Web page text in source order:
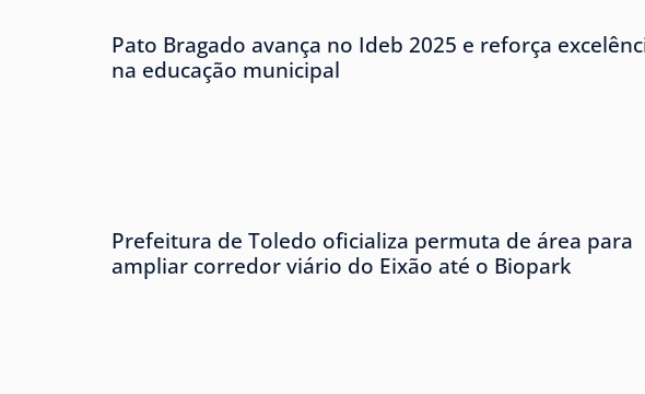
Pato Bragado avança no Ideb 2025 e reforça
na educação municipal
Prefeitura de Toledo oficializa permuta de área para
ampliar corredor viário do Eixão até o Biopark